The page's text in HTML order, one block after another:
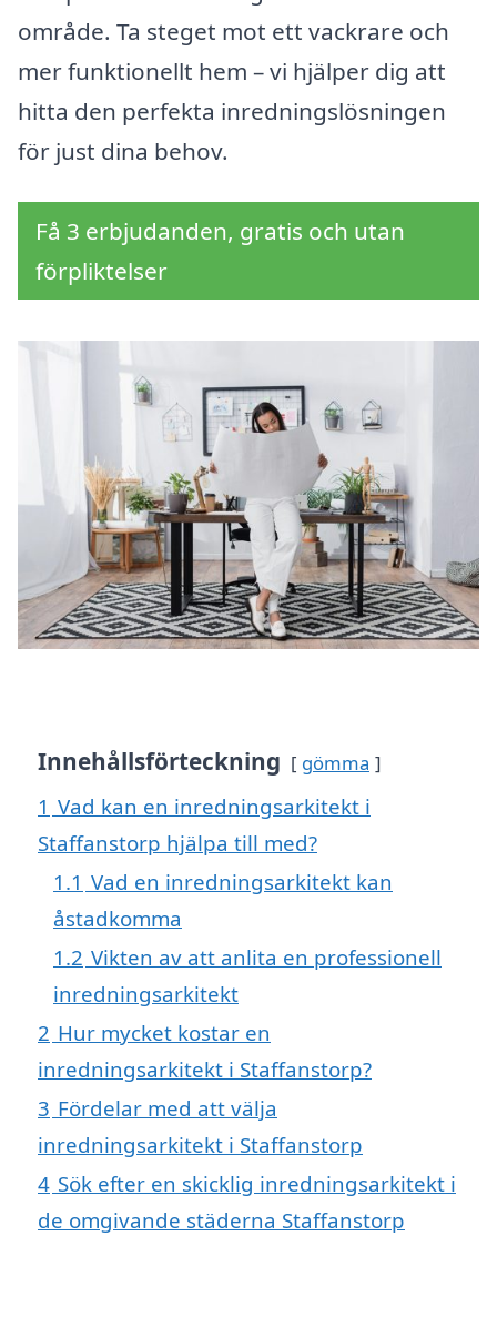
område. Ta steget mot ett vackrare och
mer funktionellt hem – vi hjälper dig att
hitta den perfekta inredningslösningen
för just dina behov.
Få 3 erbjudanden, gratis och utan
förpliktelser
Innehållsförteckning gömma
1 Vad kan en inredningsarkitekt i
Staffanstorp hjälpa till med?
1.1 Vad en inredningsarkitekt kan
åstadkomma
1.2 Vikten av att anlita en professionell
inredningsarkitekt
2 Hur mycket kostar en
inredningsarkitekt i Staffanstorp?
3 Fördelar med att välja
inredningsarkitekt i Staffanstorp
4 Sök efter en skicklig inredningsarkitekt i
de omgivande städerna Staffanstorp